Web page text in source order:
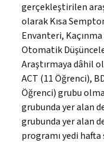
gerçekleştirilen
olarak Kısa
Envanteri,
Otomatik
Araştırmaya dâhil
ACT (11 Öğrenci),
Öğrenci) grubu
grubunda yer alan
grubunda yer alan
programı yedi